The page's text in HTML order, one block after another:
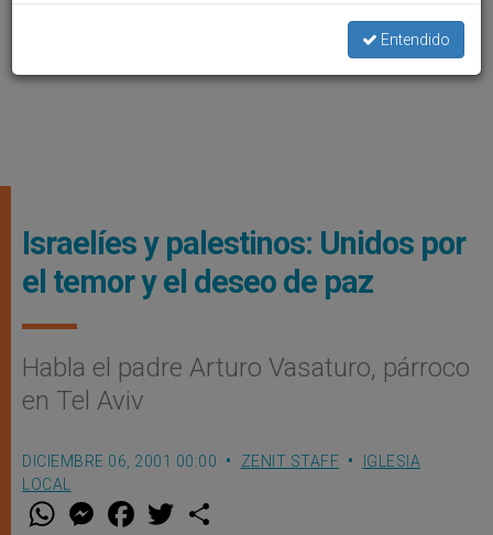
Israelíes y palestinos: Unidos por
el temor y el deseo de paz
Habla el padre Arturo Vasaturo, párroco
en Tel Aviv
DICIEMBRE 06, 2001 00:00 ZENIT STAFF
IGLESIA
LOCAL
W M
e
F
a w
Entendido